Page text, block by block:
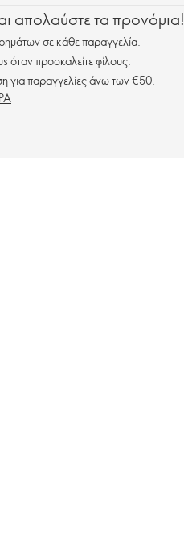
απολαύστε τα προνόμια!
σε κάθε παραγγελία.
όταν προσκαλείτε φίλους.
παραγγελίες άνω των €50.